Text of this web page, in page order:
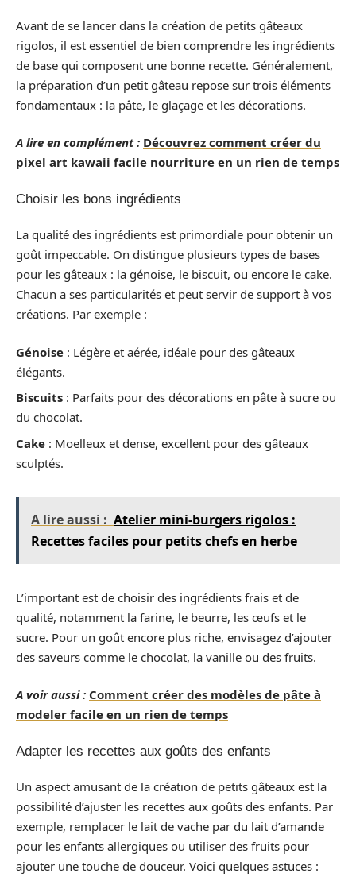
Avant de se lancer dans la création de petits gâteaux
rigolos, il est essentiel de bien comprendre les ingrédients
de base qui composent une bonne recette. Généralement,
la préparation d’un petit gâteau repose sur trois éléments
fondamentaux : la pâte, le glaçage et les décorations.
A lire en complément : Découvrez comment créer du
pixel art kawaii facile nourriture en un rien de temps
Choisir les bons ingrédients
La qualité des ingrédients est primordiale pour obtenir un
goût impeccable. On distingue plusieurs types de bases
pour les gâteaux : la génoise, le biscuit, ou encore le cake.
Chacun a ses particularités et peut servir de support à vos
créations. Par exemple :
Génoise : Légère et aérée, idéale pour des gâteaux
élégants.
Biscuits : Parfaits pour des décorations en pâte à sucre ou
du chocolat.
Cake : Moelleux et dense, excellent pour des gâteaux
sculptés.
A lire aussi : Atelier mini-burgers rigolos :
Recettes faciles pour petits chefs en herbe
L’important est de choisir des ingrédients frais et de
qualité, notamment la farine, le beurre, les œufs et le
sucre. Pour un goût encore plus riche, envisagez d’ajouter
des saveurs comme le chocolat, la vanille ou des fruits.
A voir aussi : Comment créer des modèles de pâte à
modeler facile en un rien de temps
Adapter les recettes aux goûts des enfants
Un aspect amusant de la création de petits gâteaux est la
possibilité d’ajuster les recettes aux goûts des enfants. Par
exemple, remplacer le lait de vache par du lait d’amande
pour les enfants allergiques ou utiliser des fruits pour
ajouter une touche de douceur. Voici quelques astuces :